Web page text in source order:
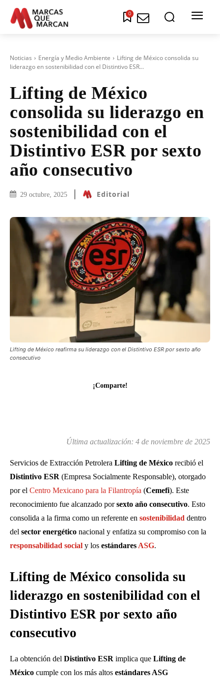
0
Noticias Energía y Medio Ambiente
Lifting de México consolida su
liderazgo en sostenibilidad con el Distintivo ESR...
Lifting de México
consolida su liderazgo en
sostenibilidad con el
Distintivo ESR por sexto
año consecutivo
29 octubre, 2025 Editorial
Lifting de México reafirma su liderazgo con el Distintivo ESR por sexto año
consecutivo
¡Comparte!
Última actualización: 4 de noviembre de 2025
Servicios de Extracción Petrolera Lifting de México recibió el
Distintivo ESR (Empresa Socialmente Responsable), otorgado
por el Centro Mexicano para la Filantropía (Cemefi). Este
reconocimiento fue alcanzado porsexto año consecutivo. Esto
consolida a la firma como un referente en sostenibilidad dentro
del sector energético nacional y enfatiza su compromiso con la
responsabilidad social y los estándares ASG.
Lifting de México consolida su
liderazgo en sostenibilidad con el
Distintivo ESR por sexto año
consecutivo
La obtención del Distintivo ESR implica que Lifting de
México cumple con los más altos estándares ASG